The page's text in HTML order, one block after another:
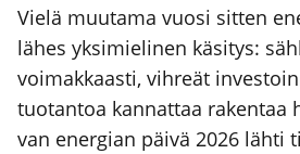
Vie­lä muu­ta­ma vuo­si sit­ten
lähes yksi­mie­li­nen käsi­tys:
voi­mak­kaas­ti, vih­reät
tuo­tan­toa kan­nat­taa
van ener­gian päi­vä 2026 läh­ti